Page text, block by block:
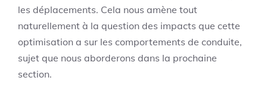
les déplacements. Cela nous amène tout
naturellement à la question des impacts que cette
optimisation a sur les comportements de conduite,
sujet que nous aborderons dans la prochaine
section.